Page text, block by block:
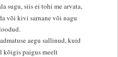
sugu, siis ei tohi me arvata,
või kivi sarnane või nagu
aegu sallinud, kuid
kõigis paigus meelt